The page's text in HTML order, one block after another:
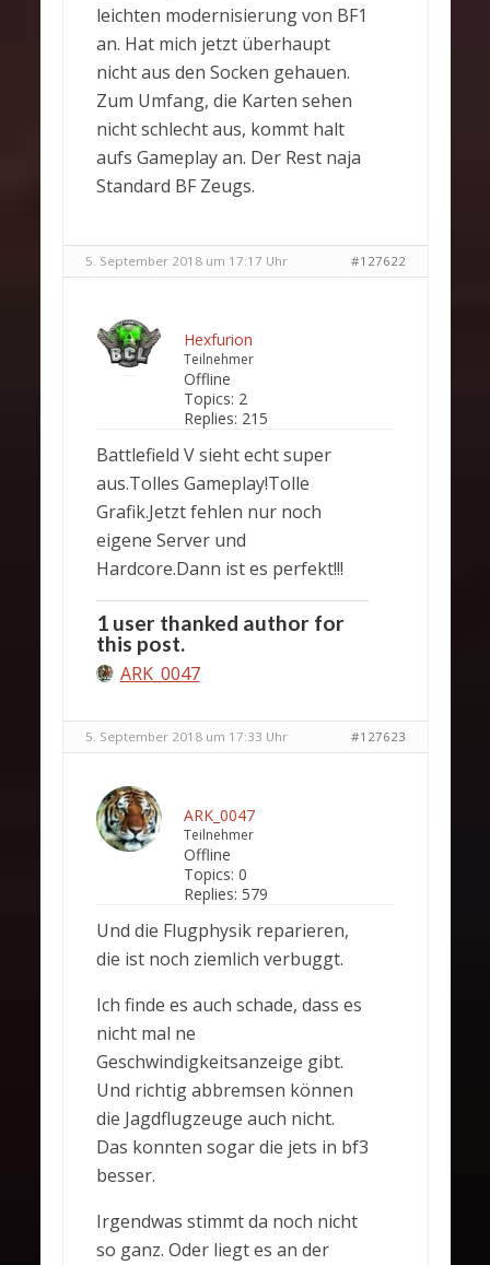
leichten modernisierung von BF1
an. Hat mich jetzt überhaupt
nicht aus den Socken gehauen.
Zum Umfang, die Karten sehen
nicht schlecht aus, kommt halt
aufs Gameplay an. Der Rest naja
Standard BF Zeugs.
5. September 2018 um 17:17 Uhr #127622
Hexfurion
Teilnehmer
Offline
Topics: 2
Replies: 215
Battlefield V sieht echt super
aus.Tolles Gameplay!Tolle
Grafik.Jetzt fehlen nur noch
eigene Server und
Hardcore.Dann ist es perfekt!!!
1 user thanked author for
this post.
ARK_0047
5. September 2018 um 17:33 Uhr #127623
ARK_0047
Teilnehmer
Offline
Topics: 0
Replies: 579
Und die Flugphysik reparieren,
die ist noch ziemlich verbuggt.
Ich finde es auch schade, dass es
nicht mal ne
Geschwindigkeitsanzeige gibt.
Und richtig abbremsen können
die Jagdflugzeuge auch nicht.
Das konnten sogar die jets in bf3
besser.
Irgendwas stimmt da noch nicht
so ganz. Oder liegt es an der